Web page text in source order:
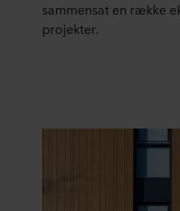
sammensat en række
projekter.